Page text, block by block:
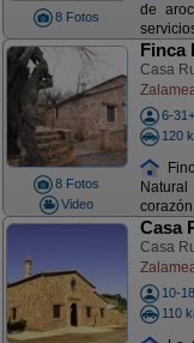
8 Fotos
de
8 Fotos
Video
Finca
Casa
6-
120
Casa
Casa
10-
110